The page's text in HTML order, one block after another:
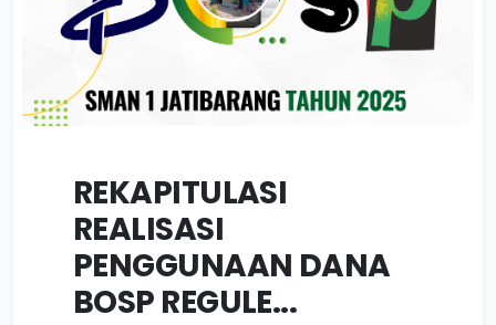
REKAPITULASI
REALISASI
PENGGUNAAN DANA
BOSP REGULE...